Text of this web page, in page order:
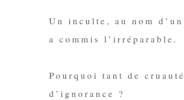
Un inculte, au nom
a commis l’irréparable.
Pourquoi tant de
d’ignorance ?